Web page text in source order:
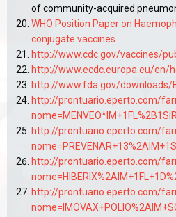
of community-acquired
WHO Position Paper on
conjugate vaccines
http://www.cdc.gov/vaccines/
http://www.ecdc.europa.eu/en/
http://www.fda.gov/downloads/
http://prontuario.eperto.com/
http://prontuario.eperto.com/
http://prontuario.eperto.com/
http://prontuario.eperto.com/